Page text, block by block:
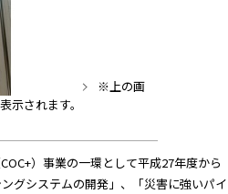
※上の画
示されます。
）事業の一環として平成27年度から
グシステムの開発」、「災害に強いパ